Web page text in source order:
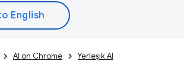
AI on Chrome Yerleşik AI